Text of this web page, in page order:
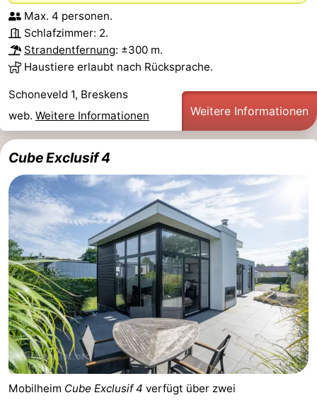
Max. 4 personen.
Schlafzimmer: 2.
Strandentfernung: ±300 m.
Haustiere erlaubt nach Rücksprache.
Schoneveld 1, Breskens
web. Weitere Informationen Weitere Informationen
Cube Exclusif 4
Mobilheim Cube Exclusif 4 verfügt über zwei